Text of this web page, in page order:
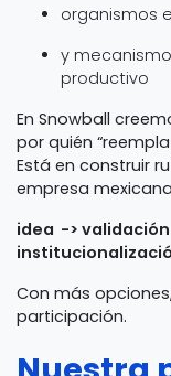
organismos
y
productivo
En Snowball
por quién
Está en construir
empresa
idea ->
Con más
participación.